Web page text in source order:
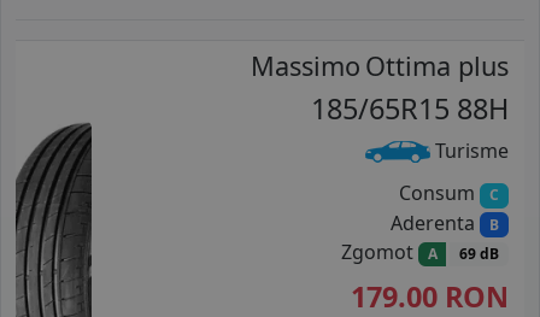
Massimo Ottima plus
185/65R15 88H
Turisme
Consum C
Aderenta B
Zgomot A 69 dB
179.00 RON